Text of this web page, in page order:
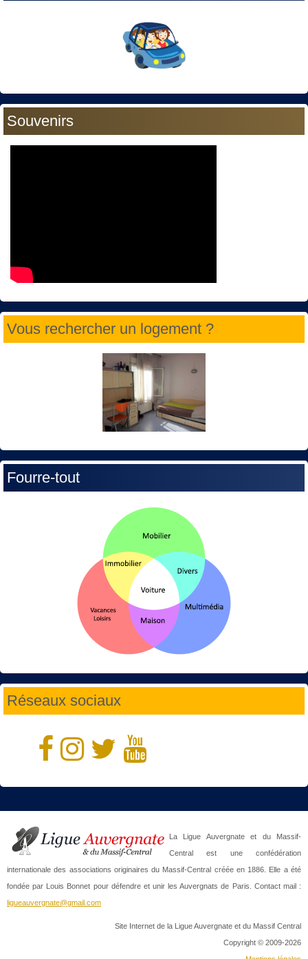
Souvenirs
Vous rechercher un logement ?
Fourre-tout
Réseaux sociaux
La Ligue Auvergnate et du Massif-
Central est une confédération
internationale des associations originaires du Massif-Central créée en 1886. Elle a été
fondée par Louis Bonnet pour défendre et unir les Auvergnats de Paris. Contact mail :
ligueauvergnate@gmail.com
Site Internet de la Ligue Auvergnate et du Massif Central
Copyright © 2009-2026